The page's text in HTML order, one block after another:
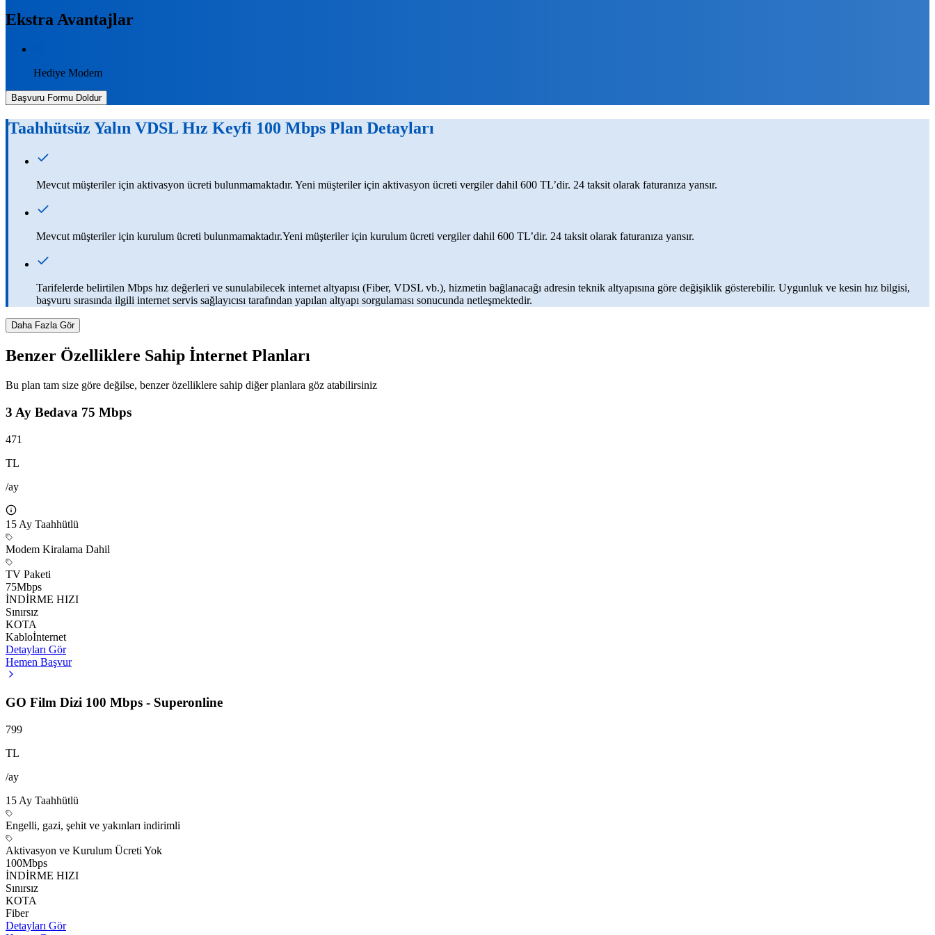
Ekstra Avantajlar
Hediye Modem
Başvuru Formu Doldur
Taahhütsüz Yalın VDSL Hız Keyfi 100 Mbps Plan Detayları
Mevcut müşteriler için aktivasyon ücreti bulunmamaktadır. Yeni müşteriler için aktivasyon ücreti vergiler dahil 600 TL’dir. 24 taksit olarak faturanıza yansır.
Mevcut müşteriler için kurulum ücreti bulunmamaktadır.Yeni müşteriler için kurulum ücreti vergiler dahil 600 TL’dir. 24 taksit olarak faturanıza yansır.
Tarifelerde belirtilen Mbps hız değerleri ve sunulabilecek internet altyapısı (Fiber, VDSL vb.), hizmetin bağlanacağı adresin teknik altyapısına göre değişiklik gösterebilir. Uygunluk ve kesin hız bilgisi,
başvuru sırasında ilgili internet servis sağlayıcısı tarafından yapılan altyapı sorgulaması sonucunda netleşmektedir.
Daha Fazla Gör
Benzer Özelliklere Sahip İnternet Planları
Bu plan tam size göre değilse, benzer özelliklere sahip diğer planlara göz atabilirsiniz
3 Ay Bedava 75 Mbps
471
TL
/ay
15 Ay Taahhütlü
Modem Kiralama Dahil
TV Paketi
75Mbps
İNDİRME HIZI
Sınırsız
KOTA
Kabloİnternet
Detayları Gör
Hemen Başvur
GO Film Dizi 100 Mbps - Superonline
799
TL
/ay
15 Ay Taahhütlü
Engelli, gazi, şehit ve yakınları indirimli
Aktivasyon ve Kurulum Ücreti Yok
100Mbps
İNDİRME HIZI
Sınırsız
KOTA
Fiber
Detayları Gör